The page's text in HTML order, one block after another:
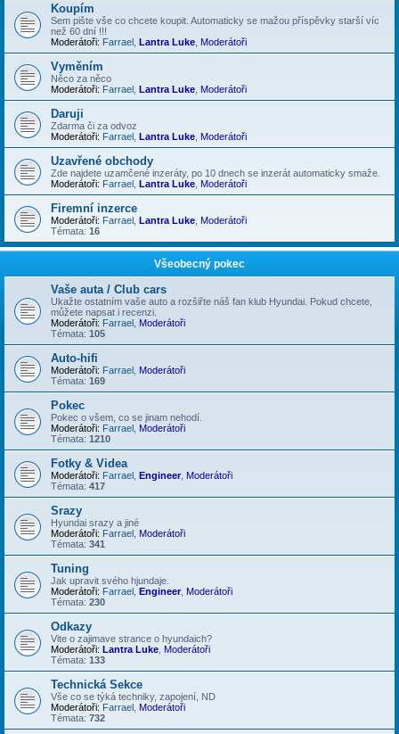
Koupím
Sem pište vše co chcete koupit. Automaticky se mažou příspěvky starší víc
než 60 dní !!!
Moderátoři: Farrael Lantra Luke Moderátoři
Vyměním
Něco za něco
Moderátoři: Farrael Lantra Luke Moderátoři
Daruji
Zdarma či za odvoz
Moderátoři: Farrael Lantra Luke Moderátoři
Uzavřené obchody
Zde najdete uzamčené inzeráty, po 10 dnech se inzerát automaticky smaže.
Moderátoři: Farrael Lantra Luke Moderátoři
Firemní inzerce
Moderátoři: Farrael Lantra Luke Moderátoři
Témata: 16
Všeobecný pokec
Vaše auta / Club cars
Ukažte ostatním vaše auto a rozšiřte náš fan klub Hyundai. Pokud chcete,
můžete napsat i recenzi.
Moderátoři: Farrael Moderátoři
Témata: 105
Auto-hifi
Moderátoři: Farrael Moderátoři
Témata: 169
Pokec
Pokec o všem, co se jinam nehodí.
Moderátoři: Farrael Moderátoři
Témata: 1210
Fotky & Videa
Moderátoři: Farrael Engineer, Moderátoři
Témata: 417
Srazy
Hyundai srazy a jiné
Moderátoři: Farrael Moderátoři
Témata: 341
Tuning
Jak upravit svého hjundaje.
Moderátoři: Farrael Engineer, Moderátoři
Témata: 230
Odkazy
Vite o zajimave strance o hyundaich?
Moderátoři: Lantra Luke Moderátoři
Témata: 133
Technická Sekce
Vše co se týká techniky, zapojení, ND
Moderátoři: Farrael Moderátoři
Témata: 732